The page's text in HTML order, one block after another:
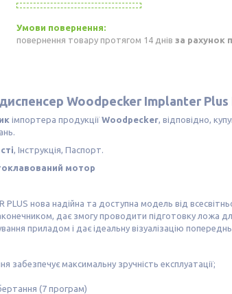
повернення товару протягом 14 днів за рахунок
Woodpecker Implanter Plus
імпортера продукції Woodpecker, відповідно,
, Інструкція, Паспорт.
мотор
нова надійна та доступна модель від
дає змогу проводити підготовку ложа
приладом і дає ідеальну візуалізацію
забезпечує максимальну зручність експлуатації;
(7 програм)